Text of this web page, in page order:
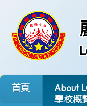
首頁
About
學校概